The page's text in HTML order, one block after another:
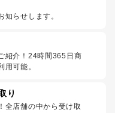
知らせします。
紹介！24時間365日商
用可能。
り
全店舗の中から受け取